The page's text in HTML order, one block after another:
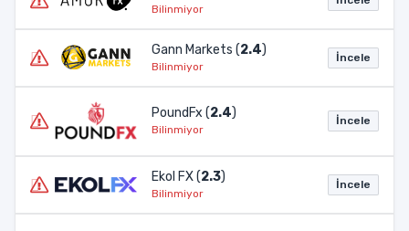
Bilinmiyor
Gann Markets (2.4)
Bilinmiyor
İncele
PoundFx (2.4)
Bilinmiyor
İncele
Ekol FX (2.3)
Bilinmiyor
İncele